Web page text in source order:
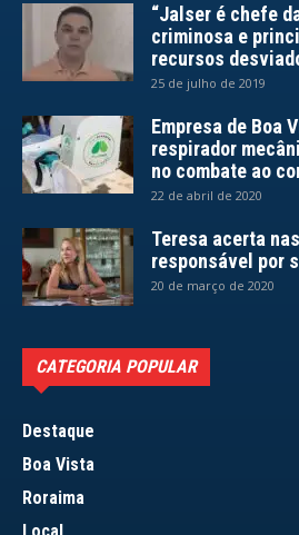
“Jalser é chefe
criminosa e
recursos
25 de julho de 2019
Empresa de Boa
respirador
no combate ao
22 de abril de 2020
Teresa acerta
responsável por
20 de março de 2020
CATEGORIA POPULAR
Destaque
Boa Vista
Roraima
Local